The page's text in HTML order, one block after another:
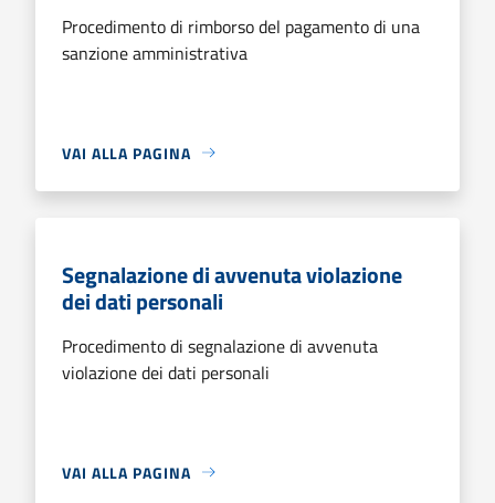
Procedimento di rimborso del pagamento di una
sanzione amministrativa
VAI ALLA PAGINA
Segnalazione di avvenuta violazione
dei dati personali
Procedimento di segnalazione di avvenuta
violazione dei dati personali
VAI ALLA PAGINA